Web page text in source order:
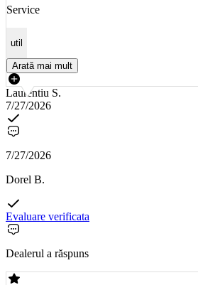
Service
util
Arată mai mult
Laurentiu S.
7/27/2026
7/27/2026
Dorel B.
Evaluare verificata
Dealerul a răspuns